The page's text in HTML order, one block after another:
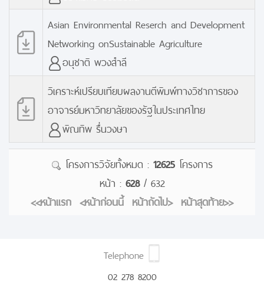
Asian Environmental Reserch and Development
Networking onSustainable Agriculture
อนุชาติ พวงสำลี
วิเคราะห์เปรียบเทียบผลงานตีพิมพ์ทางวิชาการของ
อาจารย์มหาวิทยาลัยของรัฐในประเทศไทย
พิณทิพ รื่นวงษา
โครงการวิจัยทั้งหมด : 12625 โครงการ
หน้า : 628/ 632
<<หน้าแรก <หน้าก่อนนี้ หน้าถัดไป> หน้าสุดท้าย>>
Telephone
02 278 8200